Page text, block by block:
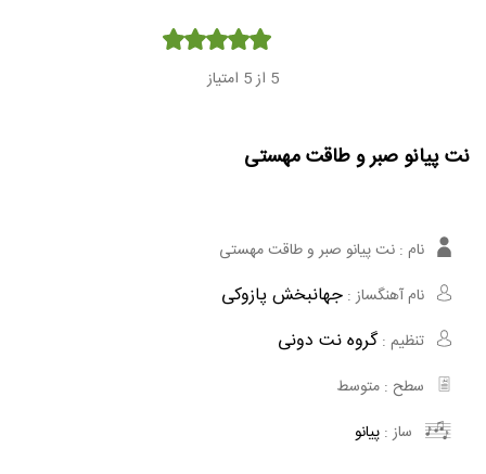
5 از 5 امتیاز
نت پیانو صبر و طاقت مهستی
نام : نت پیانو صبر و طاقت مهستی
نام آهنگساز : جهانبخش پازوکی
تنظیم :گروه نت دونی
سطح : متوسط
ساز : پیانو